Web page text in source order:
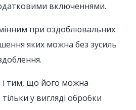
включеннями.
при оздоблювальних
яких можна без зусиль
і тим, що його можна
у вигляді обробки